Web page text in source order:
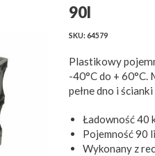
90l
SKU: 64579
Plastikowy
-40°C do +
pełne dno i
Ładowność 40
Pojemność 90
Wykonany z